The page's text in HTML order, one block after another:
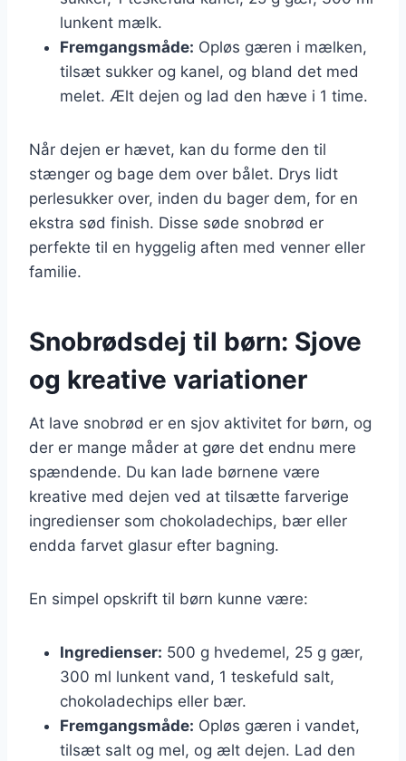
lunkent mælk.
Fremgangsmåde: Opløs gæren i mælken,
tilsæt sukker og kanel, og bland det med
melet. Ælt dejen og lad den hæve i 1 time.
Når dejen er hævet, kan du forme den til
stænger og bage dem over bålet. Drys lidt
perlesukker over, inden du bager dem, for en
ekstra sød finish. Disse søde snobrød er
perfekte til en hyggelig aften med venner eller
familie.
Snobrødsdej til børn: Sjove
og kreative variationer
At lave snobrød er en sjov aktivitet for børn, og
der er mange måder at gøre det endnu mere
spændende. Du kan lade børnene være
kreative med dejen ved at tilsætte farverige
ingredienser som chokoladechips, bær eller
endda farvet glasur efter bagning.
En simpel opskrift til børn kunne være:
Ingredienser: 500 g hvedemel, 25 g gær,
300 ml lunkent vand, 1 teskefuld salt,
chokoladechips eller bær.
Fremgangsmåde: Opløs gæren i vandet,
tilsæt salt og mel, og ælt dejen. Lad den